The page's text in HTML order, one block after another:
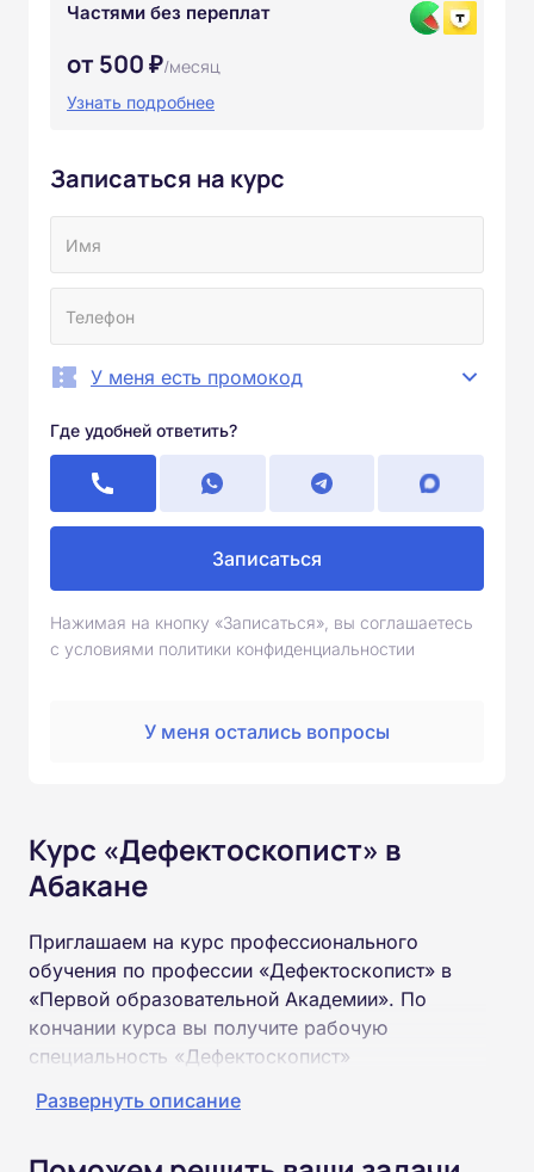
Частями без переплат
от 500 ₽/месяц
Узнать подробнее
Записаться на курс
У меня есть промокод
Где удобней ответить?
Записаться
Нажимая на кнопку «Записаться», вы соглашаетесь
с условиями политики конфиденциальностии
У меня остались вопросы
Курс «Дефектоскопист» в
Абакане
Приглашаем на курс профессионального
обучения по профессии «Дефектоскопист» в
«Первой образовательной Академии». По
кончании курса вы получите рабочую
специальность «Дефектоскопист»
Развернуть описание